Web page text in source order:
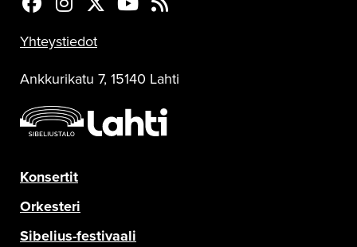
Sinfonia Lahti Facebookissa
Sinfonia Lahti Instagramissa
Sinfonia Lahti Twitterissä
Sinfonia Lahti YouTubessa
Sinfonia Lahti RSS-feed
Yhteystiedot
Ankkurikatu 7, 15140 Lahti
Konsertit
Orkesteri
Sibelius-festivaali